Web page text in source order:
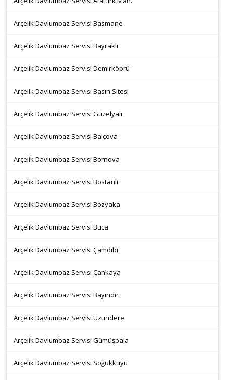
Arçelik Davlumbaz Servisi Basmane
Arçelik Davlumbaz Servisi Bayraklı
Arçelik Davlumbaz Servisi Demirköprü
Arçelik Davlumbaz Servisi Basın Sitesi
Arçelik Davlumbaz Servisi Güzelyalı
Arçelik Davlumbaz Servisi Balçova
Arçelik Davlumbaz Servisi Bornova
Arçelik Davlumbaz Servisi Bostanlı
Arçelik Davlumbaz Servisi Bozyaka
Arçelik Davlumbaz Servisi Buca
Arçelik Davlumbaz Servisi Çamdibi
Arçelik Davlumbaz Servisi Çankaya
Arçelik Davlumbaz Servisi Bayındır
Arçelik Davlumbaz Servisi Uzundere
Arçelik Davlumbaz Servisi Gümüşpala
Arçelik Davlumbaz Servisi Soğukkuyu